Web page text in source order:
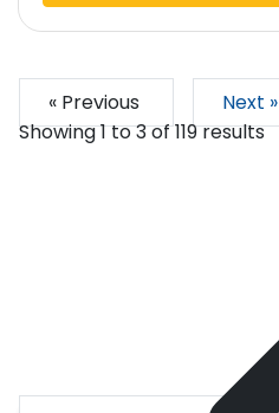
« Previous
Next »
Showing1to3of119results